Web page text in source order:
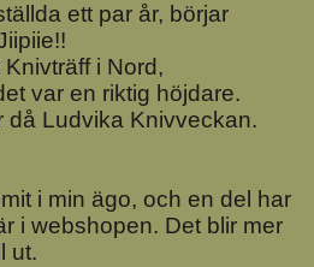
ett par år, börjar
i Nord,
var en riktig höjdare.
då Ludvika Knivveckan.
i min ägo, och en del har
i webshopen. Det blir mer
ut.